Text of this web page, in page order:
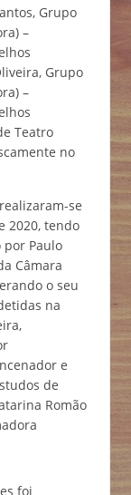
Grupo
–
Grupo
–
Teatro
no
se
2020, tendo
Paulo
Câmara
o seu
na
e
de
Romão
foi